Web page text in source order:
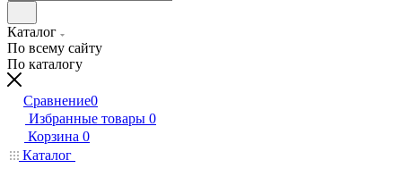
Каталог
По всему сайту
По каталогу
Сравнение0
Избранные товары 0
Корзина 0
Каталог